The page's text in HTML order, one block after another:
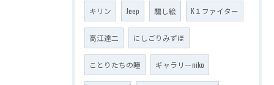
キリン Jeep 騙し絵 K１ファイター
高江達二 にしごりみずほ
ことりたちの瞳 ギャラリーniko